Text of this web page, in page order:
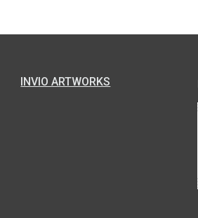
INVIO ARTWORKS